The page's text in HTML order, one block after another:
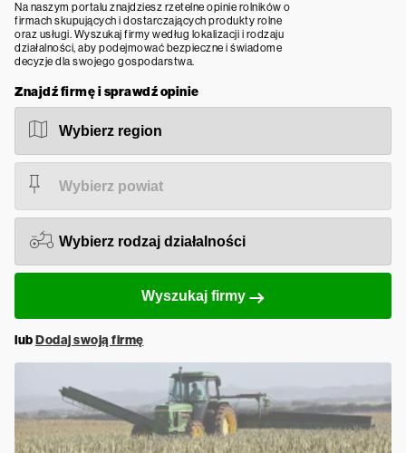
Na naszym portalu znajdziesz rzetelne opinie rolników o
firmach skupujących i dostarczających produkty rolne
oraz usługi. Wyszukaj firmy według lokalizacji i rodzaju
działalności, aby podejmować bezpieczne i świadome
decyzje dla swojego gospodarstwa.
Znajdź firmę i sprawdź opinie
Wyszukaj firmy
lubDodaj swoją firmę